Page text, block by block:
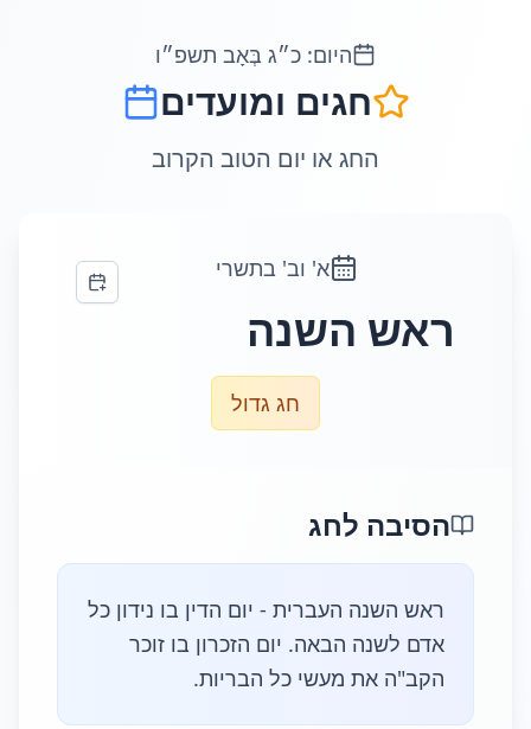
היום: כ״ג בְּאָב תשפ״ו
חגים ומועדים
החג או יום הטוב הקרוב
א' וב' בתשרי
ראש השנה
חג גדול
הסיבה לחג
ראש השנה העברית - יום הדין בו נידון כל
אדם לשנה הבאה. יום הזכרון בו זוכר
הקב"ה את מעשי כל הבריות.